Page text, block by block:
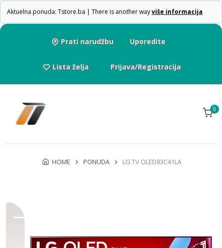
Aktuelna ponuda: Tstore.ba | There is another wayviše informacija
Prati narudžbu Uporedite
Lista želja Prijava/Registracija
0
HOME PONUDA LG TV OLED83C41LA